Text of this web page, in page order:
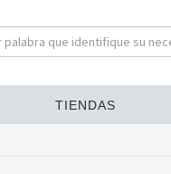
TIENDAS